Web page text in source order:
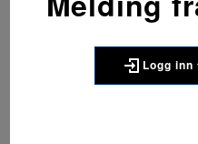
Logg inn